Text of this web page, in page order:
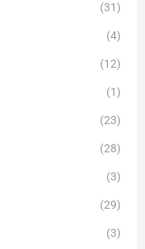
(31)
(4)
(12)
(1)
(23)
(28)
(3)
(29)
(3)